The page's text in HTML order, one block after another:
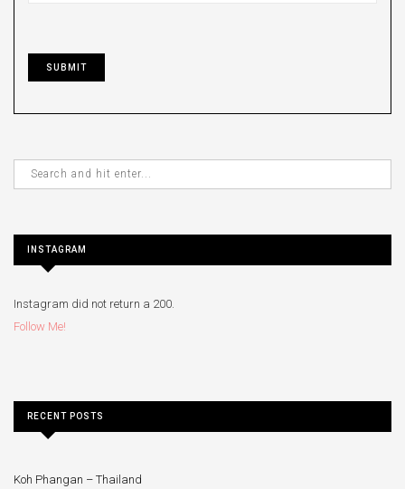
INSTAGRAM
Instagram did not return a 200.
Follow Me!
RECENT POSTS
Koh Phangan – Thailand